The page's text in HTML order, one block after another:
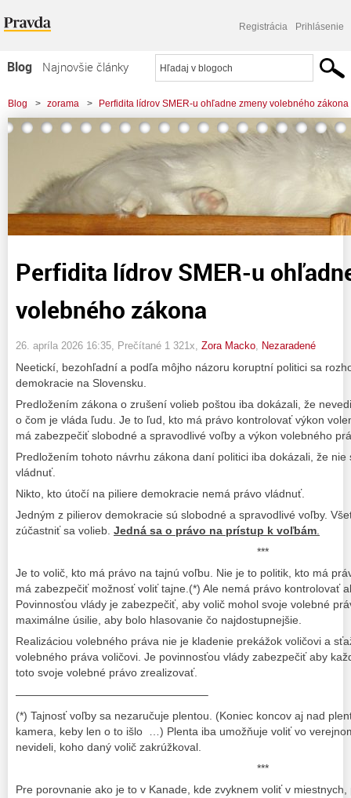
Registrácia Prihlásenie
Blog
Najnovšie články
Najčítanejšie články
Najkomentovanejšie články
Komerčné blogy
Blog > zorama > Perfidita lídrov SMER-u ohľadne zmeny volebného zákona
Perfidita lídrov SMER-u
volebného zákona
26. apríla 2026 16:35 , Prečítané 1 321x, Zora Macko Nezaradené
Neetickí, bezohľadní a podľa môjho názoru koruptní politici sa
demokracie na Slovensku.
Predložením zákona o zrušení volieb poštou iba dokázali, že
o čom je vláda ľudu. Je to ľud, kto má právo kontrolovať výkon
má zabezpečiť slobodné a spravodlivé voľby a výkon volebného
Predložením tohoto návrhu zákona daní politici iba dokázali, že
vládnuť.
Nikto, kto útočí na piliere demokracie nemá právo vládnuť.
Jedným z pilierov demokracie sú slobodné a spravodlivé voľby.
zúčastniť sa volieb. Jedná sa o právo na prístup k voľbám
***
Je to volič, kto má právo na tajnú voľbu. Nie je to politik, kto má
má zabezpečiť možnosť voliť tajne.(*) Ale nemá právo kontrolovať
Povinnosťou vlády je zabezpečiť, aby volič mohol svoje volebné
maximálne úsilie, aby bolo hlasovanie čo najdostupnejšie.
Realizáciou volebného práva nie je kladenie prekážok voličovi a
volebného práva voličovi. Je povinnosťou vlády zabezpečiť aby
toto svoje volebné právo zrealizovať.
—————————————————–
(*) Tajnosť voľby sa nezaručuje plentou. (Koniec koncov aj nad
kamera, keby len o to išlo …) Plenta iba umožňuje voliť vo
nevideli, koho daný volič zakrúžkoval.
***
Pre porovnanie ako je to v Kanade, kde zvyknem voliť v